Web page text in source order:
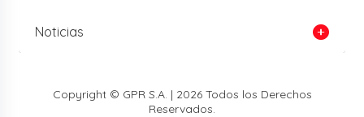
Noticias
Copyright © GPR S.A. | 2026 Todos los Derechos
Reservados.